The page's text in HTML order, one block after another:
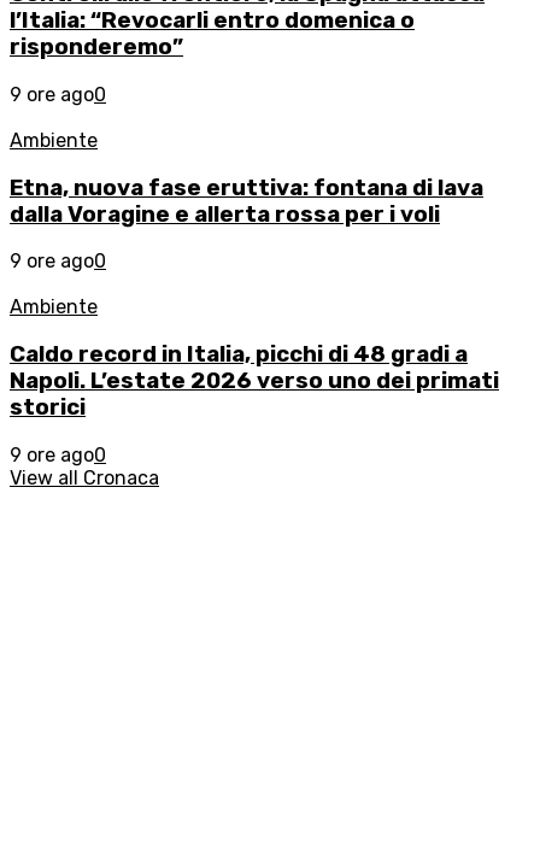
l’Italia: “Revocarli entro domenica o
risponderemo”
9 ore ago0
Ambiente
Etna, nuova fase eruttiva: fontana di lava
dalla Voragine e allerta rossa per i voli
9 ore ago0
Ambiente
Caldo record in Italia, picchi di 48 gradi a
Napoli. L’estate 2026 verso uno dei primati
storici
9 ore ago0
View all Cronaca